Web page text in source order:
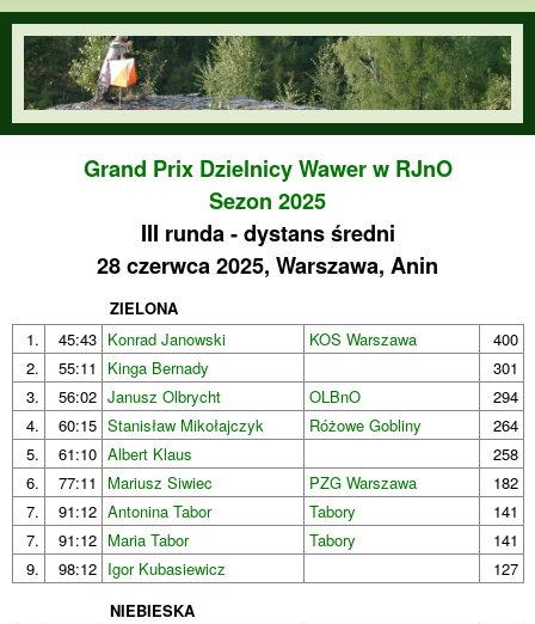
Przejdź do treści
orienteering.waw.pl
Grand Prix Dzielnicy Wawer w RJnO
Sezon 2025
III runda - dystans średni
28 czerwca 2025, Warszawa, Anin
ZIELONA
1.
45:43 Konrad Janowski KOS Warszawa
400
2.
55:11 Kinga Bernady
301
3.
56:02 Janusz Olbrycht OLBnO
294
4.
60:15 Stanisław Mikołajczyk Różowe Gobliny
264
5.
61:10 Albert Klaus
258
6.
77:11 Mariusz Siwiec PZG Warszawa
182
7.
91:12 Antonina Tabor Tabory
141
7.
91:12 Maria Tabor Tabory
141
9.
98:12 Igor Kubasiewicz
127
NIEBIESKA